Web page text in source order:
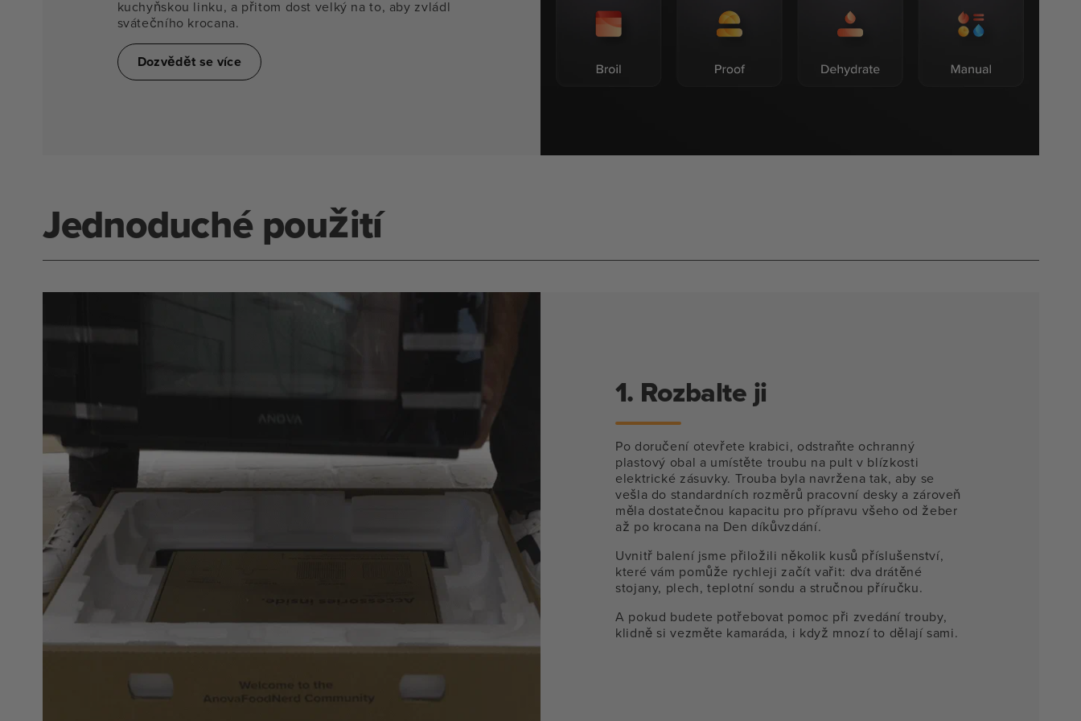
kuchyňskou linku, a přitom dost velký na to, aby zvládl
svátečního krocana.
Dozvědět se více
Jednoduché použití
1. Rozbalte ji
Po doručení otevřete krabici, odstraňte ochranný
plastový obal a umístěte troubu na pult v blízkosti
elektrické zásuvky. Trouba byla navržena tak, aby se
vešla do standardních rozměrů pracovní desky a zároveň
měla dostatečnou kapacitu pro přípravu všeho od žeber
až po krocana na Den díkůvzdání.
Uvnitř balení jsme přiložili několik kusů příslušenství,
které vám pomůže rychleji začít vařit: dva drátěné
stojany, plech, teplotní sondu a stručnou příručku.
A pokud budete potřebovat pomoc při zvedání trouby,
klidně si vezměte kamaráda, i když mnozí to dělají sami.